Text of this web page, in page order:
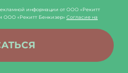
информации от ООО «Рекитт
ООО «Рекитт Бенкизер» Согласие на